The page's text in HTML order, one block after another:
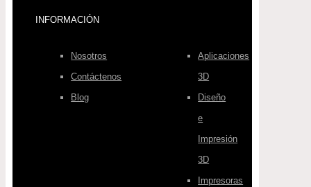
INFORMACIÓN
Nosotros
Contáctenos
Blog
Aplicaciones
3D
Diseño
e
Impresión
3D
Impresoras